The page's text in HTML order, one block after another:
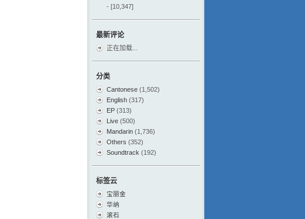
- [10,347]
最新评论
正在加载...
分类
Cantonese (1,502)
English (317)
EP (313)
Live (500)
Mandarin (1,736)
Others (352)
Soundtrack (192)
标签云
宝丽金
华纳
滚石